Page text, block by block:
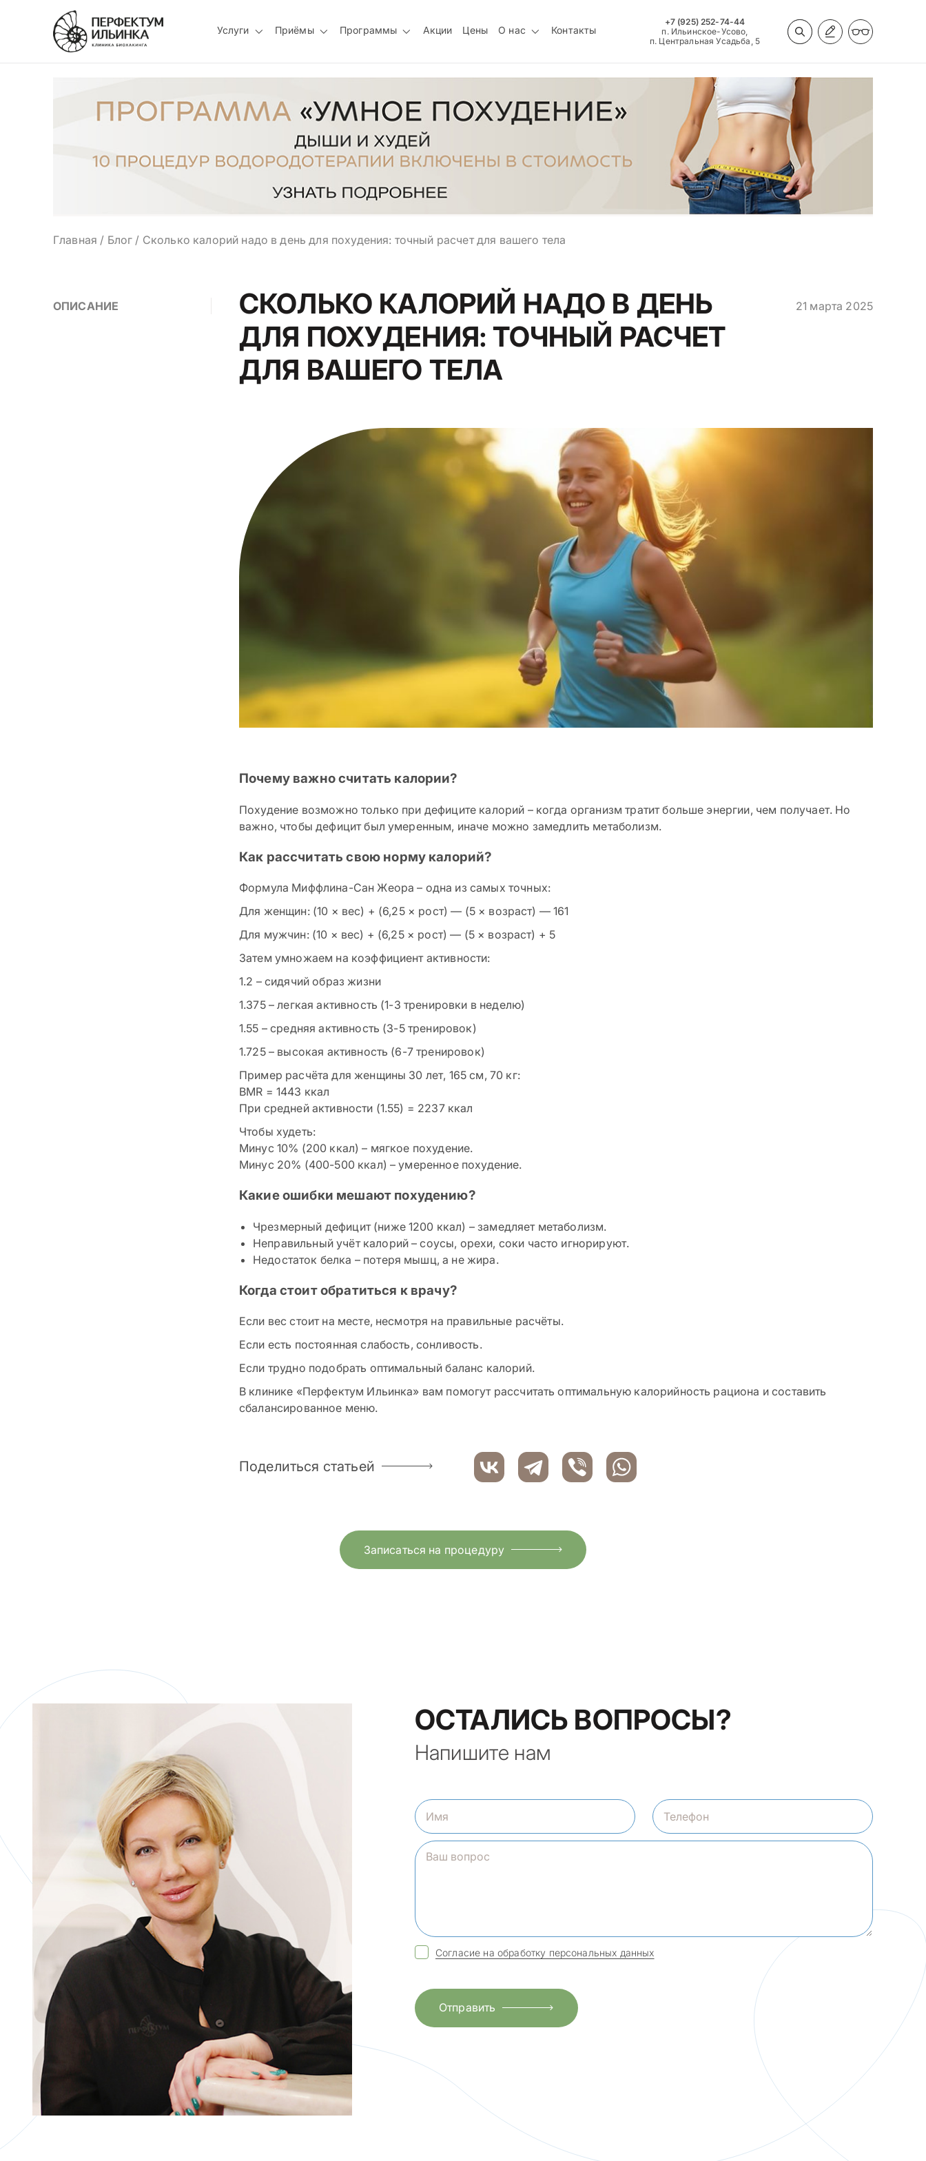
Услуги Приёмы Программы Акции Цены О нас Контакты
+7 (925) 252-74-44
п. Ильинское-Усово,
п. Центральная Усадьба, 5
Главная / Блог / Сколько калорий надо в день для похудения: точный расчет для вашего тела
ОПИСАНИЕ
СКОЛЬКО КАЛОРИЙ НАДО В ДЕНЬ
ДЛЯ ПОХУДЕНИЯ: ТОЧНЫЙ РАСЧЕТ
ДЛЯ ВАШЕГО ТЕЛА
21 марта 2025
Почему важно считать калории?
Похудение возможно только при дефиците калорий – когда организм тратит больше энергии, чем получает. Но
важно, чтобы дефицит был умеренным, иначе можно замедлить метаболизм.
Как рассчитать свою норму калорий?
Формула Миффлина-Сан Жеора – одна из самых точных:
Для женщин: (10 × вес) + (6,25 × рост) — (5 × возраст) — 161
Для мужчин: (10 × вес) + (6,25 × рост) — (5 × возраст) + 5
Затем умножаем на коэффициент активности:
1.2 – сидячий образ жизни
1.375 – легкая активность (1-3 тренировки в неделю)
1.55 – средняя активность (3-5 тренировок)
1.725 – высокая активность (6-7 тренировок)
Пример расчёта для женщины 30 лет, 165 см, 70 кг:
BMR = 1443 ккал
При средней активности (1.55) = 2237 ккал
Чтобы худеть:
Минус 10% (200 ккал) – мягкое похудение.
Минус 20% (400-500 ккал) – умеренное похудение.
Какие ошибки мешают похудению?
Чрезмерный дефицит (ниже 1200 ккал) – замедляет метаболизм.
Неправильный учёт калорий – соусы, орехи, соки часто игнорируют.
Недостаток белка – потеря мышц, а не жира.
Когда стоит обратиться к врачу?
Если вес стоит на месте, несмотря на правильные расчёты.
Если есть постоянная слабость, сонливость.
Если трудно подобрать оптимальный баланс калорий.
В клинике «Перфектум Ильинка» вам помогут рассчитать оптимальную калорийность рациона и составить
сбалансированное меню.
Поделиться статьей
Записаться на процедуру
ОСТАЛИСЬ ВОПРОСЫ?
Напишите нам
Согласие на обработку персональных данных
Отправить